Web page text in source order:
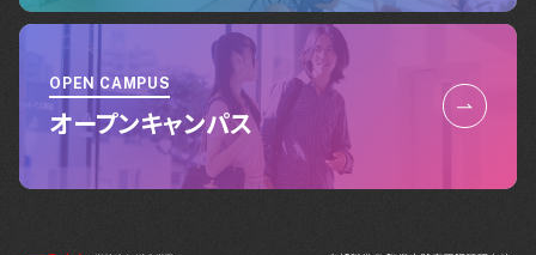
OPEN CAMPUS
オープンキャンパス